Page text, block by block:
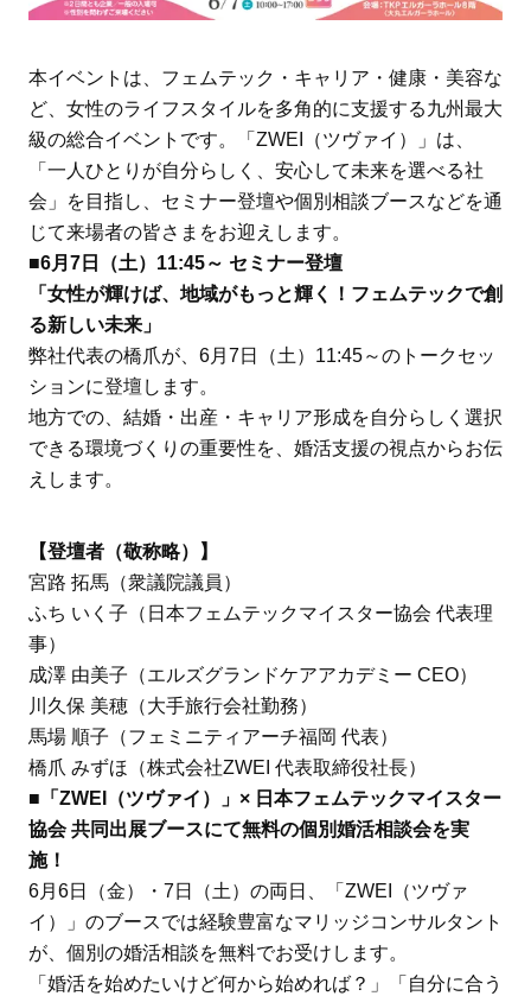
本イベントは、フェムテック・キャリア・健康・美容な
ど、女性のライフスタイルを多角的に支援する九州最大
級の総合イベントです。「ZWEI（ツヴァイ）」は、
「一人ひとりが自分らしく、安心して未来を選べる社
会」を目指し、セミナー登壇や個別相談ブースなどを通
じて来場者の皆さまをお迎えします。
■6月7日（土）11:45～ セミナー登壇
「女性が輝けば、地域がもっと輝く！フェムテックで創
る新しい未来」
弊社代表の橋爪が、6月7日（土）11:45～のトークセッ
ションに登壇します。
地方での、結婚・出産・キャリア形成を自分らしく選択
できる環境づくりの重要性を、婚活支援の視点からお伝
えします。
【登壇者（敬称略）】
宮路 拓馬（衆議院議員）
ふち いく子（日本フェムテックマイスター協会 代表理
事）
成澤 由美子（エルズグランドケアアカデミー CEO）
川久保 美穂（大手旅行会社勤務）
馬場 順子（フェミニティアーチ福岡 代表）
橋爪 みずほ（株式会社ZWEI 代表取締役社長）
■ 「ZWEI（ツヴァイ）」 × 日本フェムテックマイスター
協会 共同出展ブースにて無料の個別婚活相談会を実
施！
6月6日（金）・7日（土）の両日、「ZWEI（ツヴァ
イ）」のブースでは経験豊富なマリッジコンサルタント
が、個別の婚活相談を無料でお受けします。
「婚活を始めたいけど何から始めれば？」「自分に合う